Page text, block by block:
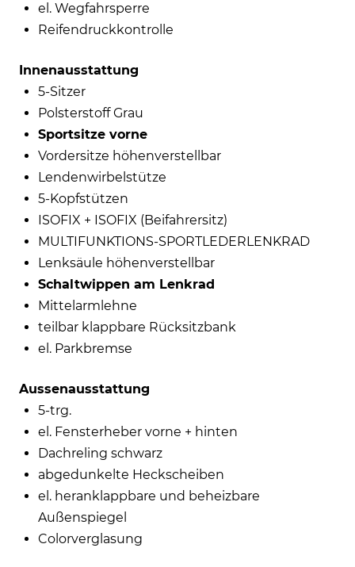
el. Wegfahrsperre
Reifendruckkontrolle
Innenausstattung
5-Sitzer
Polsterstoff Grau
Sportsitze vorne
Vordersitze höhenverstellbar
Lendenwirbelstütze
5-Kopfstützen
ISOFIX + ISOFIX (Beifahrersitz)
MULTIFUNKTIONS-SPORTLEDERLENKRAD
Lenksäule höhenverstellbar
Schaltwippen am Lenkrad
Mittelarmlehne
teilbar klappbare Rücksitzbank
el. Parkbremse
Aussenausstattung
5-trg.
el. Fensterheber vorne + hinten
Dachreling schwarz
abgedunkelte Heckscheiben
el. heranklappbare und beheizbare
Außenspiegel
Colorverglasung